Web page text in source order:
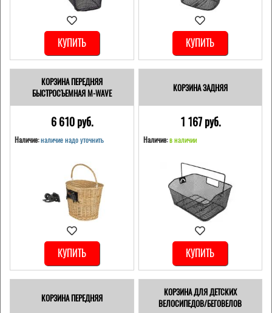
КУПИТЬ КУПИТЬ
КОРЗИНА ПЕРЕДНЯЯ
БЫСТРОСЪЕМНАЯ M-WAVE
6 610 pуб.
Наличие:наличие надо уточнить
КУПИТЬ
КОРЗИНА ЗАДНЯЯ
1 167 pуб.
Наличие: в наличии
КУПИТЬ
КОРЗИНА ПЕРЕДНЯЯ
КОРЗИНА ДЛЯ ДЕТСКИХ
ВЕЛОСИПЕДОВ/БЕГОВЕЛОВ